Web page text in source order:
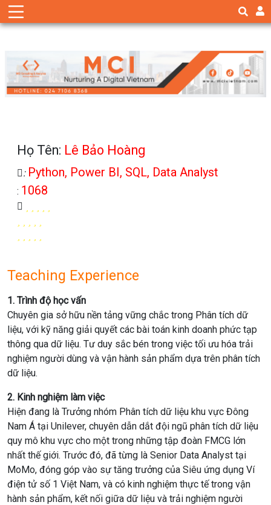
Họ Tên: Lê Bảo Hoàng
: Python, Power BI, SQL, Data Analyst
: 1068
Teaching Experience
1. Trình độ học vấn
Chuyên gia sở hữu nền tảng vững chắc trong Phân tích dữ
liệu, với kỹ năng giải quyết các bài toán kinh doanh phức tạp
thông qua dữ liệu. Tư duy sắc bén trong việc tối ưu hóa trải
nghiệm người dùng và vận hành sản phẩm dựa trên phân tích
dữ liệu.
2. Kinh nghiệm làm việc
Hiện đang là Trưởng nhóm Phân tích dữ liệu khu vực Đông
Nam Á tại Unilever, chuyên dẫn dắt đội ngũ phân tích dữ liệu
quy mô khu vực cho một trong những tập đoàn FMCG lớn
nhất thế giới. Trước đó, đã từng là Senior Data Analyst tại
MoMo, đóng góp vào sự tăng trưởng của Siêu ứng dụng Ví
điện tử số 1 Việt Nam, và có kinh nghiệm thực tế trong vận
hành sản phẩm, kết nối giữa dữ liệu và trải nghiệm người